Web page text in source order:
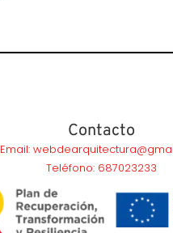
Contacto
Email:
Teléfono: 687023233